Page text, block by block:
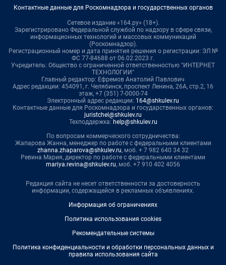
Контактные данные для Роскомнадзора и государственных органов
Сетевое издание «164.ру» (18+).
Зарегистрировано Федеральной службой по надзору в сфере связи,
информационных технологий и массовых коммуникаций
(Роскомнадзор).
Регистрационный номер и дата принятия решения о регистрации: ЭЛ №
ФС 77-84688 от 06.02.2023 г.
Учредитель: Общество с ограниченной ответственностью "ИНТЕРНЕТ
ТЕХНОЛОГИИ"
Главный редактор: Ефремов Анатолий Павлович
Адрес редакции: 454091, г. Челябинск, проспект Ленина, 26А, стр.2, 16
этаж, +7 (351) 7-0000-74
Электронный адрес редакции: 164@shkulev.ru
Контактные данные для Роскомнадзора и государственных органов:
juristchel@shkulev.ru
Техподдержка: help@shkulev.ru
По вопросам коммерческого сотрудничества:
Жапарова Жанна, менеджер по работе с федеральными клиентами
zhanna.zhaparova@shkulev.ru, моб. + 7 982 640 34 32
Ревина Мария, директор по работе с федеральными клиентами
mariya.revina@shkulev.ru, моб. +7 910 402 4056
Редакция сайта не несет ответственности за достоверность
информации, содержащейся в рекламных объявлениях.
Информация об ограничениях
Политика использования cookies
Рекомендательные системы
Политика конфиденциальности и обработки персональных данных и
правила использования сайта